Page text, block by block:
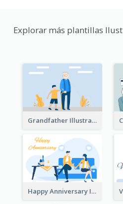
Explorar más plantillas
Grandfather Illustration
Happy Anniversary Illustration